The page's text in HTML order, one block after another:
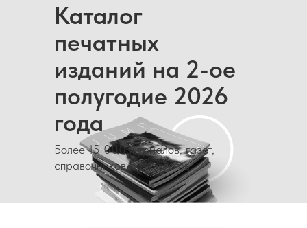
Каталог
печатных
изданий на 2-ое
полугодие 2026
года
Более 15 000 журналов, газет,
справочников и каталогов